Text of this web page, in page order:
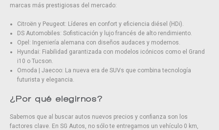
marcas más prestigiosas del mercado:
Citroën y Peugeot: Líderes en confort y eficiencia diésel (HDi).
DS Automobiles: Sofisticación y lujo francés de alto rendimiento.
Opel: Ingeniería alemana con diseños audaces y modernos.
Hyundai: Fiabilidad garantizada con modelos icónicos como el Grand
i10 o Tucson.
Omoda | Jaecoo: La nueva era de SUVs que combina tecnología
futurista y elegancia.
¿Por qué elegirnos?
Sabemos que al buscar autos nuevos precios y confianza son los
factores clave. En SG Autos, no sólo te entregamos un vehículo 0 km,